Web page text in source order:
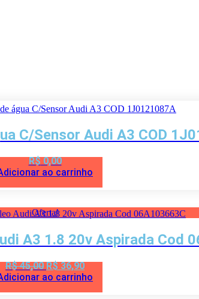
C/Sensor Audi A3 COD
R$0,00
ao carrinho
Oferta!
A3 1.8 20v Aspirada Cod
R$45,00O
preço
R$36,90O
preço
ao carrinho